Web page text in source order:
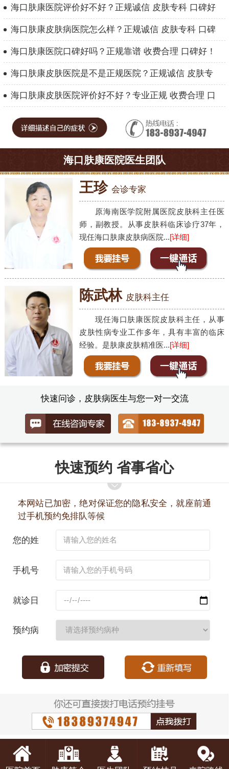
海口肤康医院评价好不好？正规诚信 皮肤专科 口碑好
海口肤康皮肤病医院怎么样？正规诚信 皮肤专科 口碑
海口肤康医院口碑好吗？正规靠谱 收费合理 口碑好！
海口肤康皮肤医院是不是正规医院？正规诚信 皮肤专
海口肤康皮肤医院评价好不好？专业正规 收费合理 口
海口肤康医院医生团队
王珍 会诊专家
原海南医学院附属医院皮肤科主任医
师，副教授。从事皮肤科临床诊疗37年，
现任海口肤康皮肤病医院...[详细]
陈武林 皮肤科主任
现任海口肤康医院皮肤科主任，从事
皮肤性病专业工作多年，具有丰富的临床
经验。是肤康皮肤精准医...[详细]
快速问诊，皮肤病医生与您一对一交流
快速预约 省事省心
本网站已加密，绝对保证您的隐私安全，就座前通
过手机预约免排队等候
您的姓
手机号
就诊日
预约病